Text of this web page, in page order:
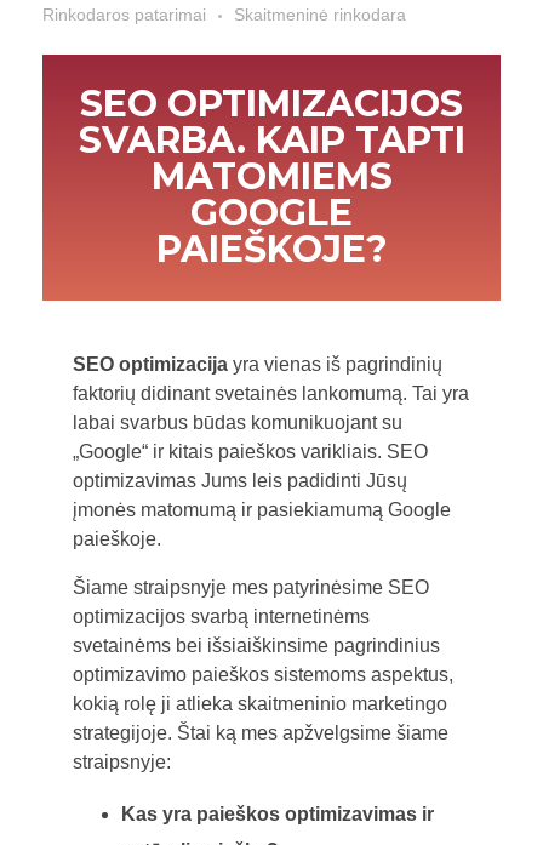
Rinkodaros patarimai
Skaitmeninė rinkodara
SEO OPTIMIZACIJOS
SVARBA. KAIP TAPTI
MATOMIEMS
GOOGLE
PAIEŠKOJE?
SEO optimizacija yra vienas iš pagrindinių
faktorių didinant svetainės lankomumą. Tai yra
labai svarbus būdas komunikuojant su
„Google“ ir kitais paieškos varikliais. SEO
optimizavimas Jums leis padidinti Jūsų
įmonės matomumą ir pasiekiamumą Google
paieškoje.
Šiame straipsnyje mes patyrinėsime SEO
optimizacijos svarbą internetinėms
svetainėms bei išsiaiškinsime pagrindinius
optimizavimo paieškos sistemoms aspektus,
kokią rolę ji atlieka skaitmeninio marketingo
strategijoje. Štai ką mes apžvelgsime šiame
straipsnyje:
Kas yra paieškos optimizavimas ir